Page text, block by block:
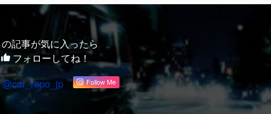
の記事が気に入ったら
フォローしてね！
Follow Me